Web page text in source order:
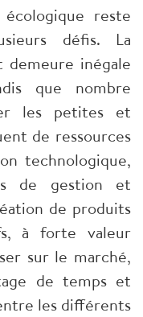
reste
défis. La
inégale
que nombre
les petites et
de ressources
technologique,
de gestion et
de produits
à forte valeur
sur le marché,
de temps et
les différents